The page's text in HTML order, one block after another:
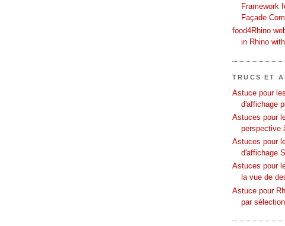
Framework
Façade
food4Rhino
in Rhino
TRUCS ET
Astuce pour
d'affichage
Astuces pour
perspective
Astuces pour
d'affichage
Astuces pour
la vue de
Astuce pour
par